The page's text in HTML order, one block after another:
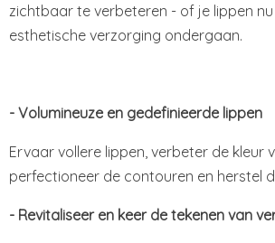
zichtbaar te verbeteren - of je lippen
esthetische verzorging ondergaan.
- Volumineuze en gedefinieerde lippen
Ervaar vollere lippen, verbeter de kleur
perfectioneer de contouren en herstel
- Revitaliseer en keer de tekenen van